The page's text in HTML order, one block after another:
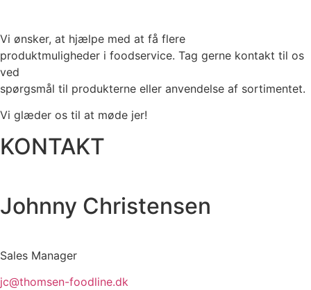
Vi ønsker, at hjælpe med at få flere
produktmuligheder i foodservice. Tag gerne kontakt til os
ved
spørgsmål til produkterne eller anvendelse af sortimentet.
Vi glæder os til at møde jer!
KONTAKT
Johnny Christensen
Sales Manager
jc@thomsen-foodline.dk